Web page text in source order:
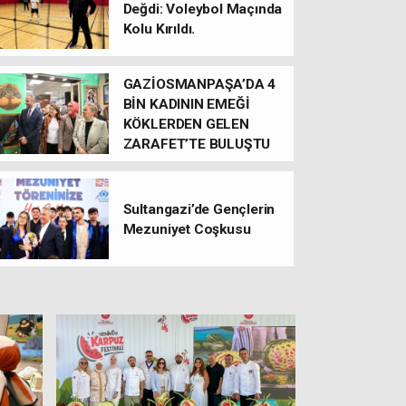
Yeniköy Karpuz Festivali Lezzet ve
Değdi: Voleybol Maçında
Kolu Kırıldı.
GAZİOSMANPAŞA’DA 4
BİN KADININ EMEĞİ
KÖKLERDEN GELEN
ZARAFET’TE BULUŞTU
Sultangazi’de Gençlerin
Mezuniyet Coşkusu